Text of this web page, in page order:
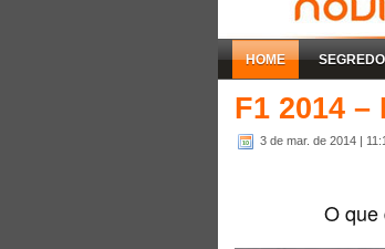
HOME
F1 2014
3 de mar. de 2014 |
O que